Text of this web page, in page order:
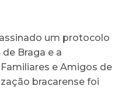
um protocolo
Braga e a
e Amigos de
bracarense foi